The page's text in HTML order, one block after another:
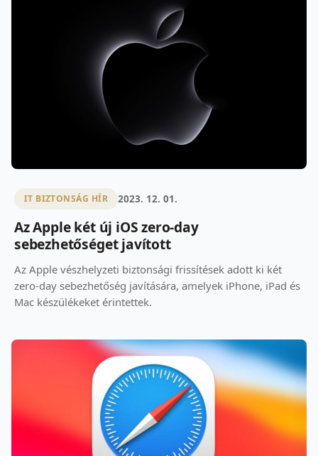
IT BIZTONSÁG HÍR 2023. 12. 01.
Az Apple két új iOS zero-day
sebezhetőséget javított
Az Apple vészhelyzeti biztonsági frissítések adott ki két
zero-day sebezhetőség javítására, amelyek iPhone, iPad és
Mac készülékeket érintettek.